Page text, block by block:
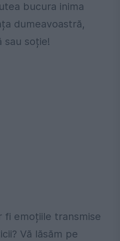
bucura inima
dumeavoastră,
sau soție!
fi emoțiile transmise
Vă lăsăm pe